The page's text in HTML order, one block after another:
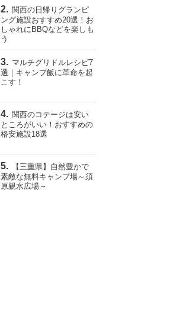
関西の日帰りグランピ
ング施設おすすめ20選！お
しゃれにBBQなどを楽しも
う
マルチグリドルレシピ7
選｜キャンプ飯に革命を起
こす！
関西のコテージは安い
ところがいい！おすすめの
格安施設18選
【三重県】自然豊かで
素敵な無料キャンプ場～須
原親水広場～